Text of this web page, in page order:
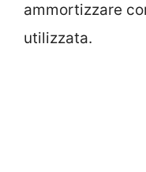
ammortizzare
utilizzata.